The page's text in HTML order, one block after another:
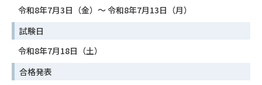
令和8年7月3日（金）〜 令和8年7月13日（月）
試験日
令和8年7月18日（土）
合格発表